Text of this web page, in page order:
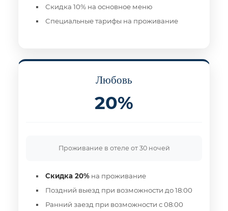
Скидка 10% на основное меню
Специальные тарифы на проживание
Любовь
20%
Проживание в отеле от 30 ночей
Скидка 20% на проживание
Поздний выезд при возможности до 18:00
Ранний заезд при возможности с 08:00